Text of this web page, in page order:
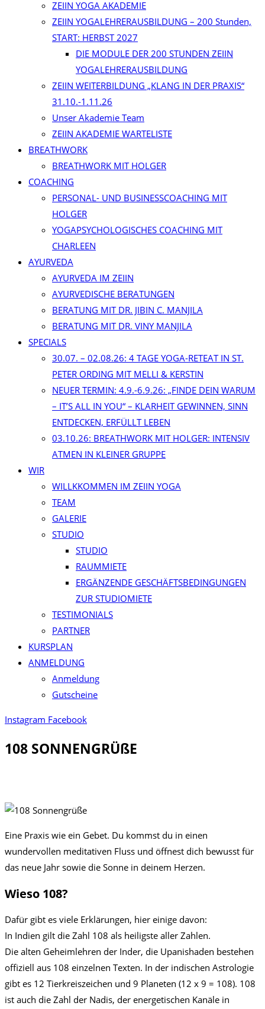
ZEIIN YOGA AKADEMIE
ZEIIN YOGALEHRERAUSBILDUNG – 200 Stunden,
START: HERBST 2027
DIE MODULE DER 200 STUNDEN ZEIIN
YOGALEHRERAUSBILDUNG
ZEIIN WEITERBILDUNG „KLANG IN DER PRAXIS“
31.10.-1.11.26
Unser Akademie Team
ZEIIN AKADEMIE WARTELISTE
BREATHWORK
BREATHWORK MIT HOLGER
COACHING
PERSONAL- UND BUSINESSCOACHING MIT
HOLGER
YOGAPSYCHOLOGISCHES COACHING MIT
CHARLEEN
AYURVEDA
AYURVEDA IM ZEIIN
AYURVEDISCHE BERATUNGEN
BERATUNG MIT DR. JIBIN C. MANJILA
BERATUNG MIT DR. VINY MANJILA
SPECIALS
30.07. – 02.08.26: 4 TAGE YOGA-RETEAT IN ST.
PETER ORDING MIT MELLI & KERSTIN
NEUER TERMIN: 4.9.-6.9.26: „FINDE DEIN WARUM
– IT’S ALL IN YOU“ – KLARHEIT GEWINNEN, SINN
ENTDECKEN, ERFÜLLT LEBEN
03.10.26: BREATHWORK MIT HOLGER: INTENSIV
ATMEN IN KLEINER GRUPPE
WIR
WILLKKOMMEN IM ZEIIN YOGA
TEAM
GALERIE
STUDIO
STUDIO
RAUMMIETE
ERGÄNZENDE GESCHÄFTSBEDINGUNGEN
ZUR STUDIOMIETE
TESTIMONIALS
PARTNER
KURSPLAN​
ANMELDUNG
Anmeldung
Gutscheine
Instagram Facebook
108 SONNENGRÜßE
Eine Praxis wie ein Gebet. Du kommst du in einen
wundervollen meditativen Fluss und öffnest dich bewusst für
das neue Jahr sowie die Sonne in deinem Herzen.
Wieso 108?
Dafür gibt es viele Erklärungen, hier einige davon:
In Indien gilt die Zahl 108 als heiligste aller Zahlen.
Die alten Geheimlehren der Inder, die Upanishaden bestehen
offiziell aus 108 einzelnen Texten. In der indischen Astrologie
gibt es 12 Tierkreiszeichen und 9 Planeten (12 x 9 = 108). 108
ist auch die Zahl der Nadis, der energetischen Kanäle in